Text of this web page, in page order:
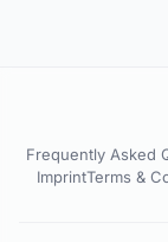
Frequently Asked
ImprintTerms &